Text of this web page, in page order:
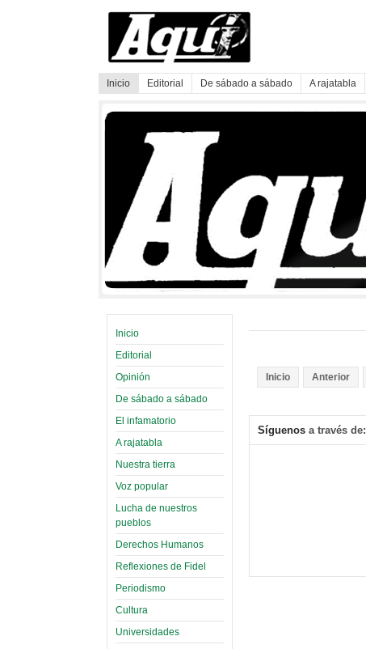
Inicio Editorial De sábado a sábado A rajatabla
Inicio
Editorial
Opinión
De sábado a sábado
El infamatorio
A rajatabla
Nuestra tierra
Voz popular
Lucha de nuestros
pueblos
Derechos Humanos
Reflexiones de Fidel
Periodismo
Cultura
Universidades
Inicio
Anterior
Síguenos a través de: